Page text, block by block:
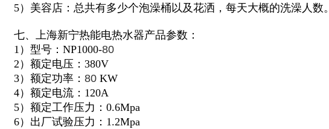
5）美容店：总共有多少个泡澡桶以及花洒，每天大概的洗澡人数。
七、上海新宁热能电热水器产品参数：
1）型号：NP1000-80
2）额定电压：380V
3）额定功率： 80 KW
4）额定电流：120A
5）额定工作压力：0.6Mpa
6）出厂试验压力：1.2Mpa